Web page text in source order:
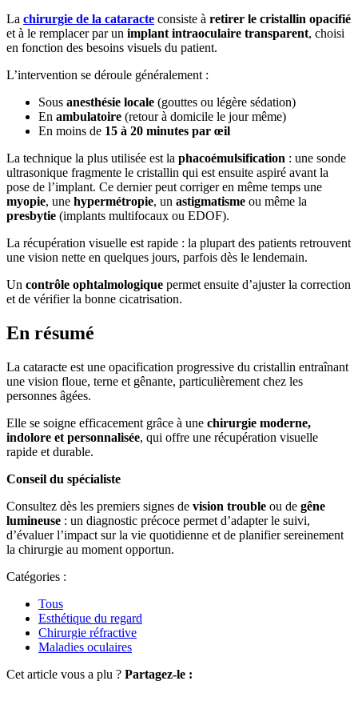
La chirurgie de la cataracte consiste à retirer le cristallin opacifié
et à le remplacer par un implant intraoculaire transparent, choisi
en fonction des besoins visuels du patient.
L’intervention se déroule généralement :
Sous anesthésie locale (gouttes ou légère sédation)
En ambulatoire (retour à domicile le jour même)
En moins de 15 à 20 minutes par œil
La technique la plus utilisée est la phacoémulsification : une sonde
ultrasonique fragmente le cristallin qui est ensuite aspiré avant la
pose de l’implant. Ce dernier peut corriger en même temps une
myopie, une hypermétropie, un astigmatisme ou même la
presbytie (implants multifocaux ou EDOF).
La récupération visuelle est rapide : la plupart des patients retrouvent
une vision nette en quelques jours, parfois dès le lendemain.
Un contrôle ophtalmologique permet ensuite d’ajuster la correction
et de vérifier la bonne cicatrisation.
En résumé
La cataracte est une opacification progressive du cristallin entraînant
une vision floue, terne et gênante, particulièrement chez les
personnes âgées.
Elle se soigne efficacement grâce à une chirurgie moderne,
indolore et personnalisée, qui offre une récupération visuelle
rapide et durable.
Conseil du spécialiste
Consultez dès les premiers signes de vision trouble ou de gêne
lumineuse : un diagnostic précoce permet d’adapter le suivi,
d’évaluer l’impact sur la vie quotidienne et de planifier sereinement
la chirurgie au moment opportun.
Catégories :
Tous
Esthétique du regard
Chirurgie réfractive
Maladies oculaires
Cet article vous a plu ? Partagez-le :